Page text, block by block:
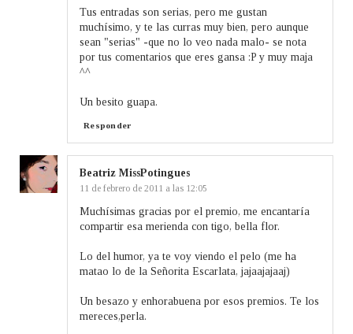
Tus entradas son serias, pero me gustan
muchísimo, y te las curras muy bien, pero aunque
sean "serias" -que no lo veo nada malo- se nota
por tus comentarios que eres gansa :P y muy maja
^^
Un besito guapa.
Responder
Beatriz MissPotingues
11 de febrero de 2011 a las 12:05
Muchísimas gracias por el premio, me encantaría
compartir esa merienda con tigo, bella flor.
Lo del humor, ya te voy viendo el pelo (me ha
matao lo de la Señorita Escarlata, jajaajajaaj)
Un besazo y enhorabuena por esos premios. Te los
mereces,perla.